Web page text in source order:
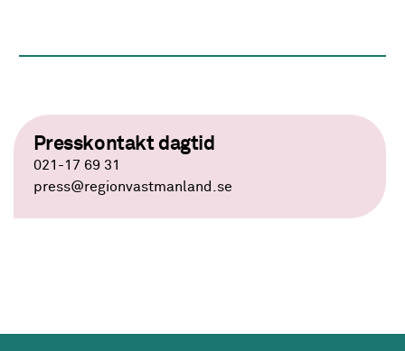
Presskontakt dagtid
021-17 69 31
press@regionvastmanland.se